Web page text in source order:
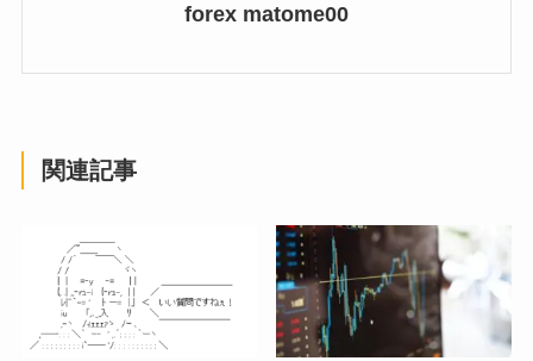
forex matome00
関連記事